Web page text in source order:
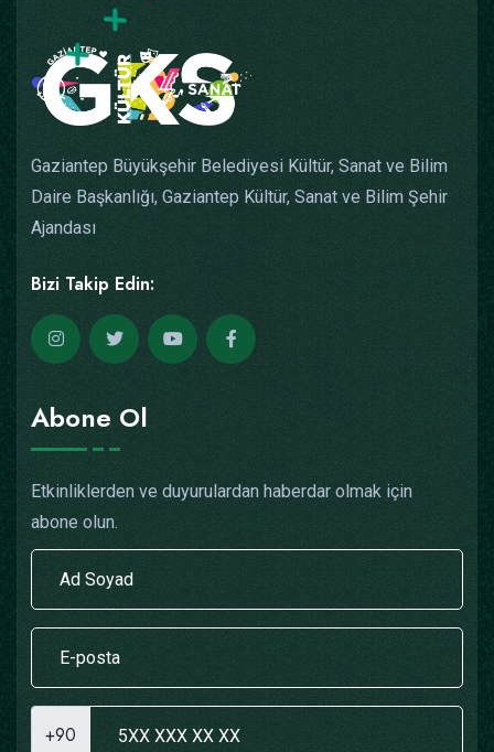
Gaziantep Büyükşehir Belediyesi Kültür, Sanat ve Bilim
Daire Başkanlığı, Gaziantep Kültür, Sanat ve Bilim Şehir
Ajandası
Bizi Takip Edin:
Abone Ol
Etkinliklerden ve duyurulardan haberdar olmak için
abone olun.
+90